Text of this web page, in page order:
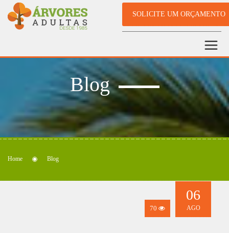
SOLICITE UM ORÇAMENTO
Blog
Home Blog
70
06
AGO